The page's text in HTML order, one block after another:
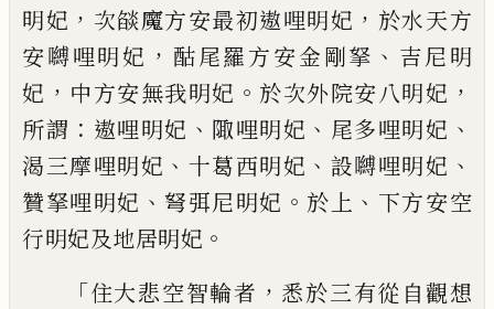
明妃 ， 次燄魔方安最初遨哩明妃 ， 於水天方
安嚩哩明妃 ， 酤尾羅方安金剛拏 、 吉尼明
妃 ， 中方安無我明妃 。 於次外院安八明妃 ，
所謂 ： 遨哩明妃 、 陬哩明妃 、 尾多哩明妃 、
渴三摩哩明妃 、 十葛西明妃 、 設嚩哩明妃 、
贊拏哩明妃 、弩弭尼明妃 。 於上 、 下方安空
行明妃及地居明妃 。
「住大悲空智輪者 ， 悉於三有從自觀想